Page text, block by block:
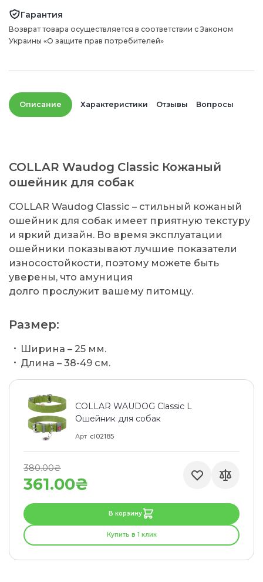
Гарантия
Возврат товара осуществляется в соответствии с Законом
Украины «О защите прав потребителей»
Описание Характеристики Отзывы Вопросы
COLLAR Waudog Classic Кожаный
ошейник для собак
COLLAR Waudog Classic – стильный кожаный
ошейник для собак имеет приятную текстуру
и яркий дизайн. Во время эксплуатации
ошейники показывают лучшие показатели
износостойкости, поэтому можете быть
уверены, что амуниция
долго прослужит вашему питомцу.
Размер:
Ширина – 25 мм.
Длина – 38-49 см.
COLLAR WAUDOG Classic L
Ошейник для собак
Арт cl02185
361.00₴
380.00₴
В корзину
Купить в 1 клик